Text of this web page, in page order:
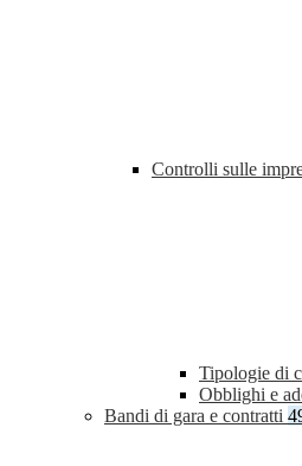
Controlli sulle
Tipologie di
Obblighi e
Bandi di gara e contratti